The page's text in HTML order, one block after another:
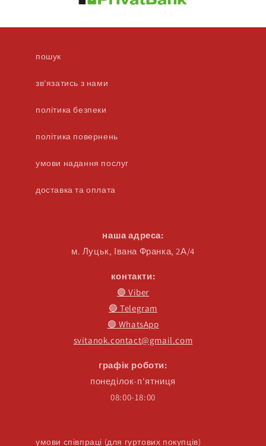
пошук
зв'язатись з нами
політика безпеки
політика повернень
умови надання послуг
доставка та оплата
наша адреса:
м. Луцьк, Івана Франка, 2А/4
контакти:
🟣 Viber
🔵 Telegram
🟢 WhatsApp
svitanok.contact@gmail.com
графік роботи:
понеділок-п'ятниця
08:00-18:00
умови співпраці (для гуртових покупців)